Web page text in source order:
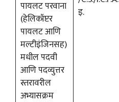
पायलट परवाना
(हेलिकॉप्टर
पायलट आणि
मल्टीइंजिनसह)
मधील पदवी
आणि पदव्युत्तर
स्तरावरील
अभ्यासक्रम
इ.